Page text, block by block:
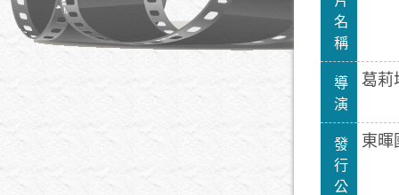
名
稱
導
演
葛莉
發
行
公
東暉